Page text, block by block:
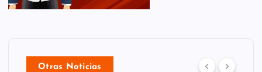
Otras Noticias